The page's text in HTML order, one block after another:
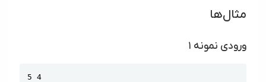
مثال‌ها
ورودی نمونه ۱
5 4